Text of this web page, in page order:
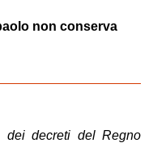
non conserva
dei decreti del Regno